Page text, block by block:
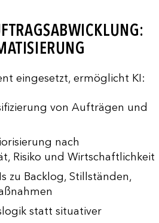
eingesetzt, ermöglicht KI:
von Aufträgen und
nach
Risiko und Wirtschaftlichkeit
zu Backlog, Stillständen,
statt situativer